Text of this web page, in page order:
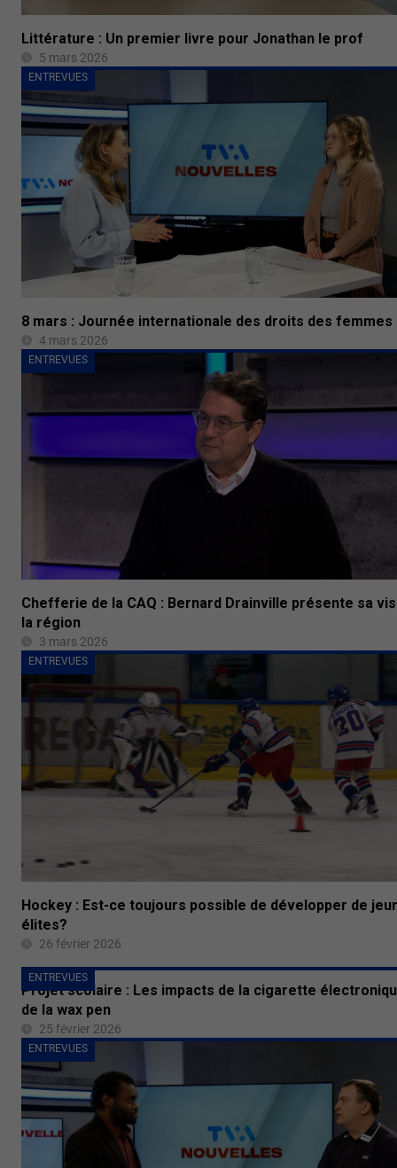
Littérature : Un premier livre pour Jonathan le prof
5 mars 2026
ENTREVUES
8 mars : Journée internationale des droits des femmes
4 mars 2026
ENTREVUES
Chefferie de la CAQ : Bernard Drainville présente sa
la région
3 mars 2026
ENTREVUES
Hockey : Est-ce toujours possible de développer de
élites?
26 février 2026
ENTREVUES
Projet scolaire : Les impacts de la cigarette
de la wax pen
25 février 2026
ENTREVUES